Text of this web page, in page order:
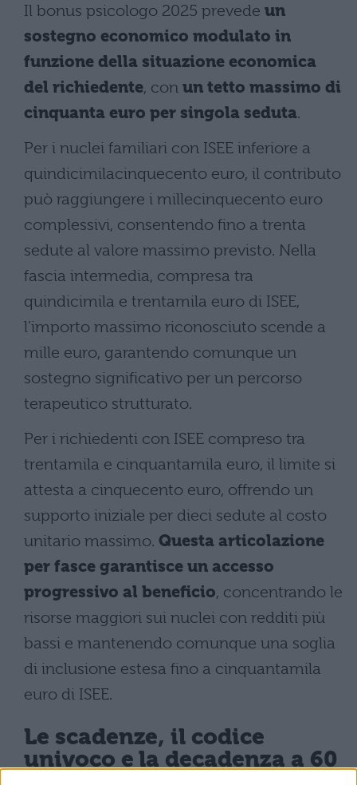
Il bonus psicologo 2025 prevede un
sostegno economico modulato in
funzione della situazione economica
del richiedente, con un tetto massimo di
cinquanta euro per singola seduta.
Per i nuclei familiari con ISEE inferiore a
quindicimilacinquecento euro, il contributo
può raggiungere i millecinquecento euro
complessivi, consentendo fino a trenta
sedute al valore massimo previsto. Nella
fascia intermedia, compresa tra
quindicimila e trentamila euro di ISEE,
l’importo massimo riconosciuto scende a
mille euro, garantendo comunque un
sostegno significativo per un percorso
terapeutico strutturato.
Per i richiedenti con ISEE compreso tra
trentamila e cinquantamila euro, il limite si
attesta a cinquecento euro, offrendo un
supporto iniziale per dieci sedute al costo
unitario massimo. Questa articolazione
per fasce garantisce un accesso
progressivo al beneficio, concentrando le
risorse maggiori sui nuclei con redditi più
bassi e mantenendo comunque una soglia
di inclusione estesa fino a cinquantamila
euro di ISEE.
Le scadenze, il codice
univoco e la decadenza a 60